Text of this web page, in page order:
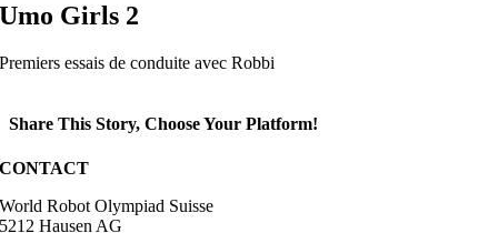
Umo Girls 2
Premiers essais de conduite avec Robbi
Share This Story, Choose Your Platform!
Facebook
X
Reddit
LinkedIn
WhatsApp
Telegram
Tumblr
Pinterest
Vk
Xing
Email
CONTACT
World Robot Olympiad Suisse
5212 Hausen AG